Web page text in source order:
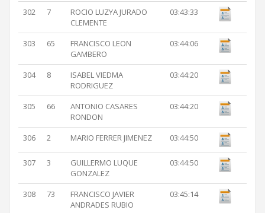
302 7
ROCIO LUZYA JURADO
CLEMENTE
03:43:33
303 65
FRANCISCO LEON
GAMBERO
03:44:06
304 8
ISABEL VIEDMA
RODRIGUEZ
03:44:20
305 66
ANTONIO CASARES
RONDON
03:44:20
306 2 MARIO FERRER JIMENEZ 03:44:50
307 3
GUILLERMO LUQUE
GONZALEZ
03:44:50
308 73
FRANCISCO JAVIER
ANDRADES RUBIO
03:45:14